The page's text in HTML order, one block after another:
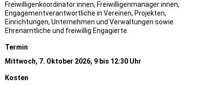
Freiwilligenkoordinator:innen, Freiwilligenmanager:innen,
Engagementverantwortliche in Vereinen, Projekten,
Einrichtungen, Unternehmen und Verwaltungen sowie
Ehrenamtliche und freiwillig Engagierte.
Termin
Mittwoch, 7. Oktober 2026, 9 bis 12:30 Uhr
Kosten